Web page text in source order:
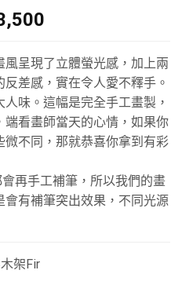
呈現了立體螢光感，加上兩
差感，實在令人愛不釋手。
味。這幅是完全手工畫製，
看畫師當天的心情，如果你
不同，那就恭喜你拿到有彩
再手工補筆，所以我們的畫
有補筆突出效果，不同光源
架Fir